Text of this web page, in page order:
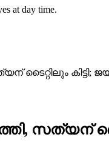
at day time.
ടൈറ്റിലും
സത്യന്